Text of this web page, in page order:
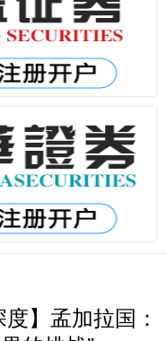
】孟加拉国：